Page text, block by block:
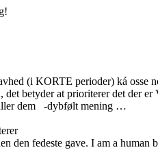
(i KORTE perioder) ká
det betyder at prioriterer det der
dem -dybfølt mening …
den fedeste gave. I am a human